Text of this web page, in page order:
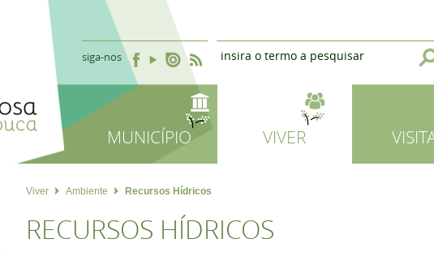
siga-nos
MUNICÍPIO VIVER
Viver Ambiente Recursos Hídricos
RECURSOS HÍDRICOS